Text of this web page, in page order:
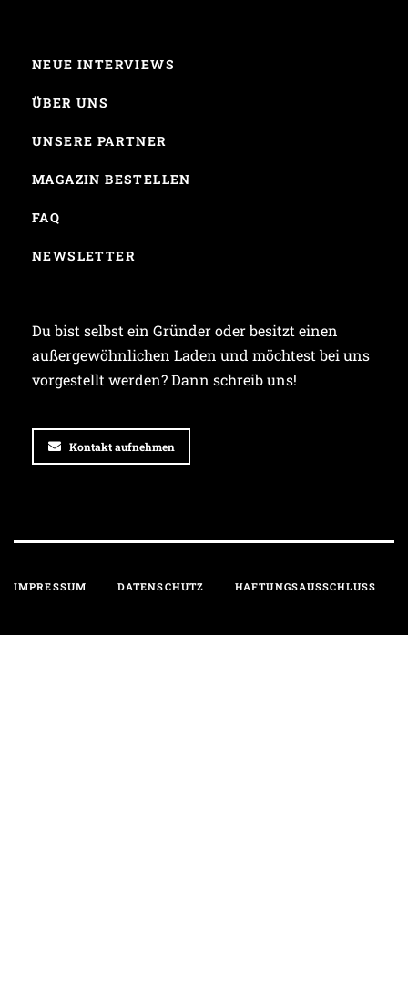
NEUE INTERVIEWS
ÜBER UNS
UNSERE PARTNER
MAGAZIN BESTELLEN
FAQ
NEWSLETTER
Du bist selbst ein Gründer oder besitzt einen
außergewöhnlichen Laden und möchtest bei uns
vorgestellt werden? Dann schreib uns!
Kontakt aufnehmen
IMPRESSUM DATENSCHUTZ HAFTUNGSAUSSCHLUSS